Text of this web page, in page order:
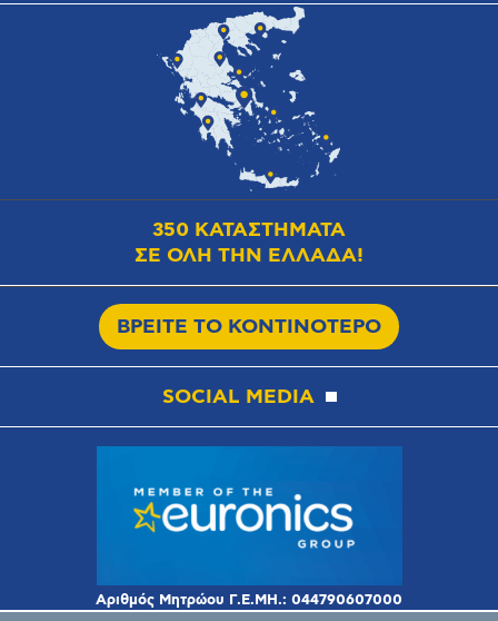
350 ΚΑΤΑΣΤΗΜΑΤΑ
ΣΕ ΟΛΗ ΤΗΝ ΕΛΛΑΔΑ!
ΒΡΕΙΤΕ ΤΟ ΚΟΝΤΙΝΟΤΕΡΟ
SOCIAL MEDIA